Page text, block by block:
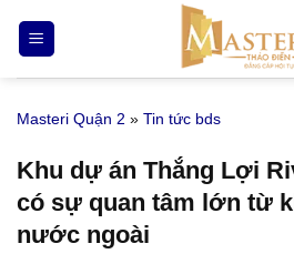
qua
nội
Masteri Quận 2 » Tin tức bds
Khu dự án Thắng Lợi
có sự quan tâm lớn từ
nước ngoài